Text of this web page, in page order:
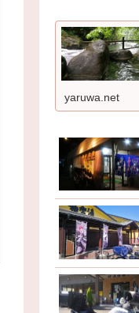
yaruwa.net